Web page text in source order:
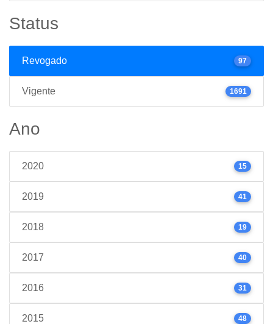
Status
Revogado 97
Vigente 1691
Ano
2020 15
2019 41
2018 19
2017 40
2016 31
2015 48